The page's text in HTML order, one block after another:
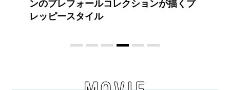
定番、ピンクゴールドが印象的
な“SUMMER PINK”［meets Jouete!